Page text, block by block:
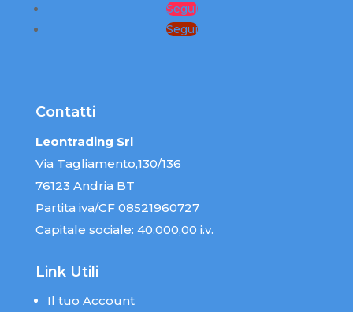
Segui
Segui
Contatti
Leontrading Srl
Via Tagliamento,130/136
76123 Andria BT
Partita iva/CF 08521960727
Capitale sociale: 40.000,00 i.v.
Link Utili
Il tuo Account